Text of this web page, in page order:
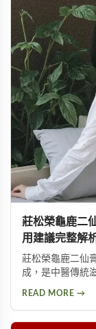
莊松榮龜鹿二
用建議完整解
莊松榮龜鹿二仙
成，是中醫傳統
READ MORE →